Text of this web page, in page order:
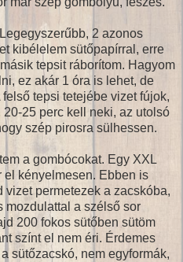
2 azonos
kibélelem sütőpapírral, erre
tepsit ráborítom. Hagyom
ez akár 1 óra is lehet, de
tepsi tetejébe vizet fújok,
25 perc kell neki, az utolsó
szép pirosra sülhessen.
a gombócokat. Egy XXL
el kényelmesen. Ebben is
permetezek a zacskóba,
mozdulattal a szélső sor
200 fokos sütőben sütöm
színt el nem éri. Érdemes
sütőzacskó, nem egyformák,